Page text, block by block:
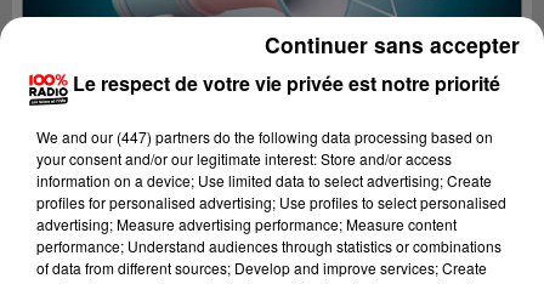
Le respect de votre vie privée est notre priorité
We and our (447) partnersdo the following data processing based on
your consent and/or our legitimate interest: Store and/or access
information on a device; Use limited data to select advertising; Create
profiles for personalised advertising; Use profiles to select personalised
advertising; Measure advertising performance; Measure content
performance; Understand audiences through statistics or combinations
of data from different sources; Develop and improve services; Create
Continuer sans accepter